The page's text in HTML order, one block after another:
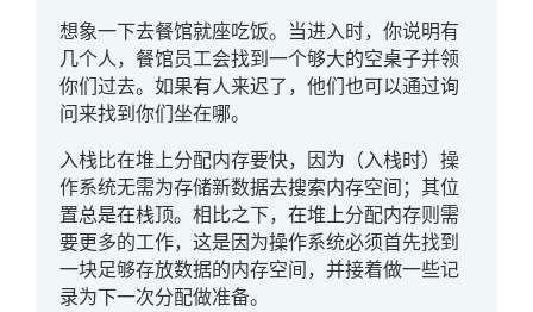
想象一下去餐馆就座吃饭。当进入时，你说明有
几个人，餐馆员工会找到一个够大的空桌子并领
你们过去。如果有人来迟了，他们也可以通过询
问来找到你们坐在哪。
入栈比在堆上分配内存要快，因为（入栈时）操
作系统无需为存储新数据去搜索内存空间；其位
置总是在栈顶。相比之下，在堆上分配内存则需
要更多的工作，这是因为操作系统必须首先找到
一块足够存放数据的内存空间，并接着做一些记
录为下一次分配做准备。